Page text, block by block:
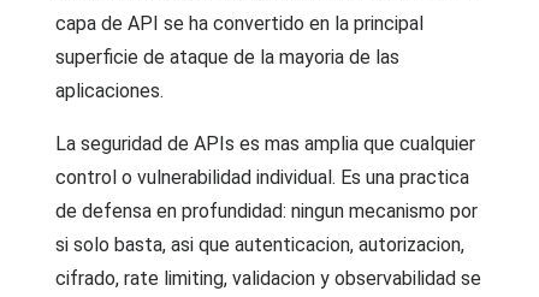
capa de API se ha convertido en la principal
superficie de ataque de la mayoria de las
aplicaciones.
La seguridad de APIs es mas amplia que cualquier
control o vulnerabilidad individual. Es una practica
de defensa en profundidad: ningun mecanismo por
si solo basta, asi que autenticacion, autorizacion,
cifrado, rate limiting, validacion y observabilidad se